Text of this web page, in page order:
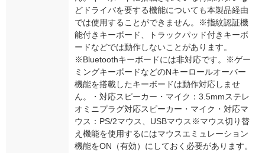
どドライバを要する機能についても本製品経由
では使用することができません。※指紋認証機
能付きキーボード、トラックパッド付きキーボ
ードなどでは動作しないことがあります。
※Bluetoothキーボードには非対応です。※ゲー
ミングキーボードなどのNキーロールオーバー
機能を搭載したキーボードは動作対応しませ
ん。・対応スピーカー・マイク：3.5mmステレ
オミニプラグ対応スピーカー・マイク・対応マ
ウス：PS/2マウス、USBマウス※マウス切り替
え機能を使用するにはマウスエミュレーション
機能をON（有効）にしておく必要があります。